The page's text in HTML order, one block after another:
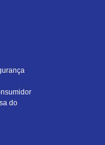
do